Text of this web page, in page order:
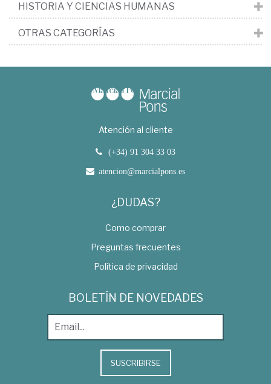
HISTORIA Y CIENCIAS HUMANAS
OTRAS CATEGORÍAS
Atención al cliente
(+34) 91 304 33 03
atencion@marcialpons.es
¿DUDAS?
Como comprar
Preguntas frecuentes
Política de privacidad
BOLETÍN DE NOVEDADES
SUSCRIBIRSE